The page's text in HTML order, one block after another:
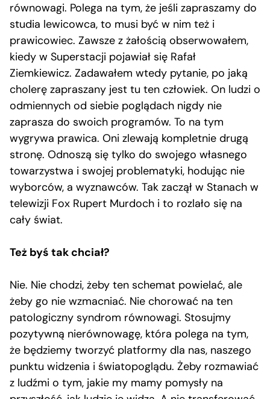
równowagi. Polega na tym, że jeśli zapraszamy do
studia lewicowca, to musi być w nim też i
prawicowiec. Zawsze z żałością obserwowałem,
kiedy w Superstacji pojawiał się Rafał
Ziemkiewicz. Zadawałem wtedy pytanie, po jaką
cholerę zapraszany jest tu ten człowiek. On ludzi o
odmiennych od siebie poglądach nigdy nie
zaprasza do swoich programów. To na tym
wygrywa prawica. Oni zlewają kompletnie drugą
stronę. Odnoszą się tylko do swojego własnego
towarzystwa i swojej problematyki, hodując nie
wyborców, a wyznawców. Tak zaczął w Stanach w
telewizji Fox Rupert Murdoch i to rozlało się na
cały świat.
Też byś tak chciał?
Nie. Nie chodzi, żeby ten schemat powielać, ale
żeby go nie wzmacniać. Nie chorować na ten
patologiczny syndrom równowagi. Stosujmy
pozytywną nierównowagę, która polega na tym,
że będziemy tworzyć platformy dla nas, naszego
punktu widzenia i światopoglądu. Żeby rozmawiać
z ludźmi o tym, jakie my mamy pomysły na